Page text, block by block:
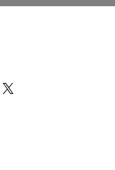
Aplica solo para fallas